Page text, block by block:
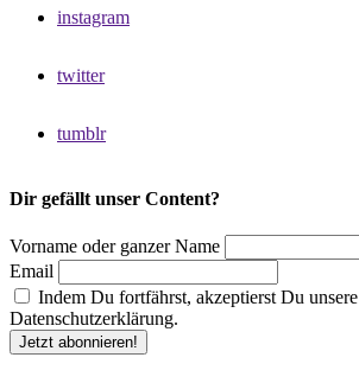
instagram
twitter
tumblr
Dir gefällt unser Content?
Vorname oder ganzer Name
Email
Indem Du fortfährst, akzeptierst Du unsere
Datenschutzerklärung.